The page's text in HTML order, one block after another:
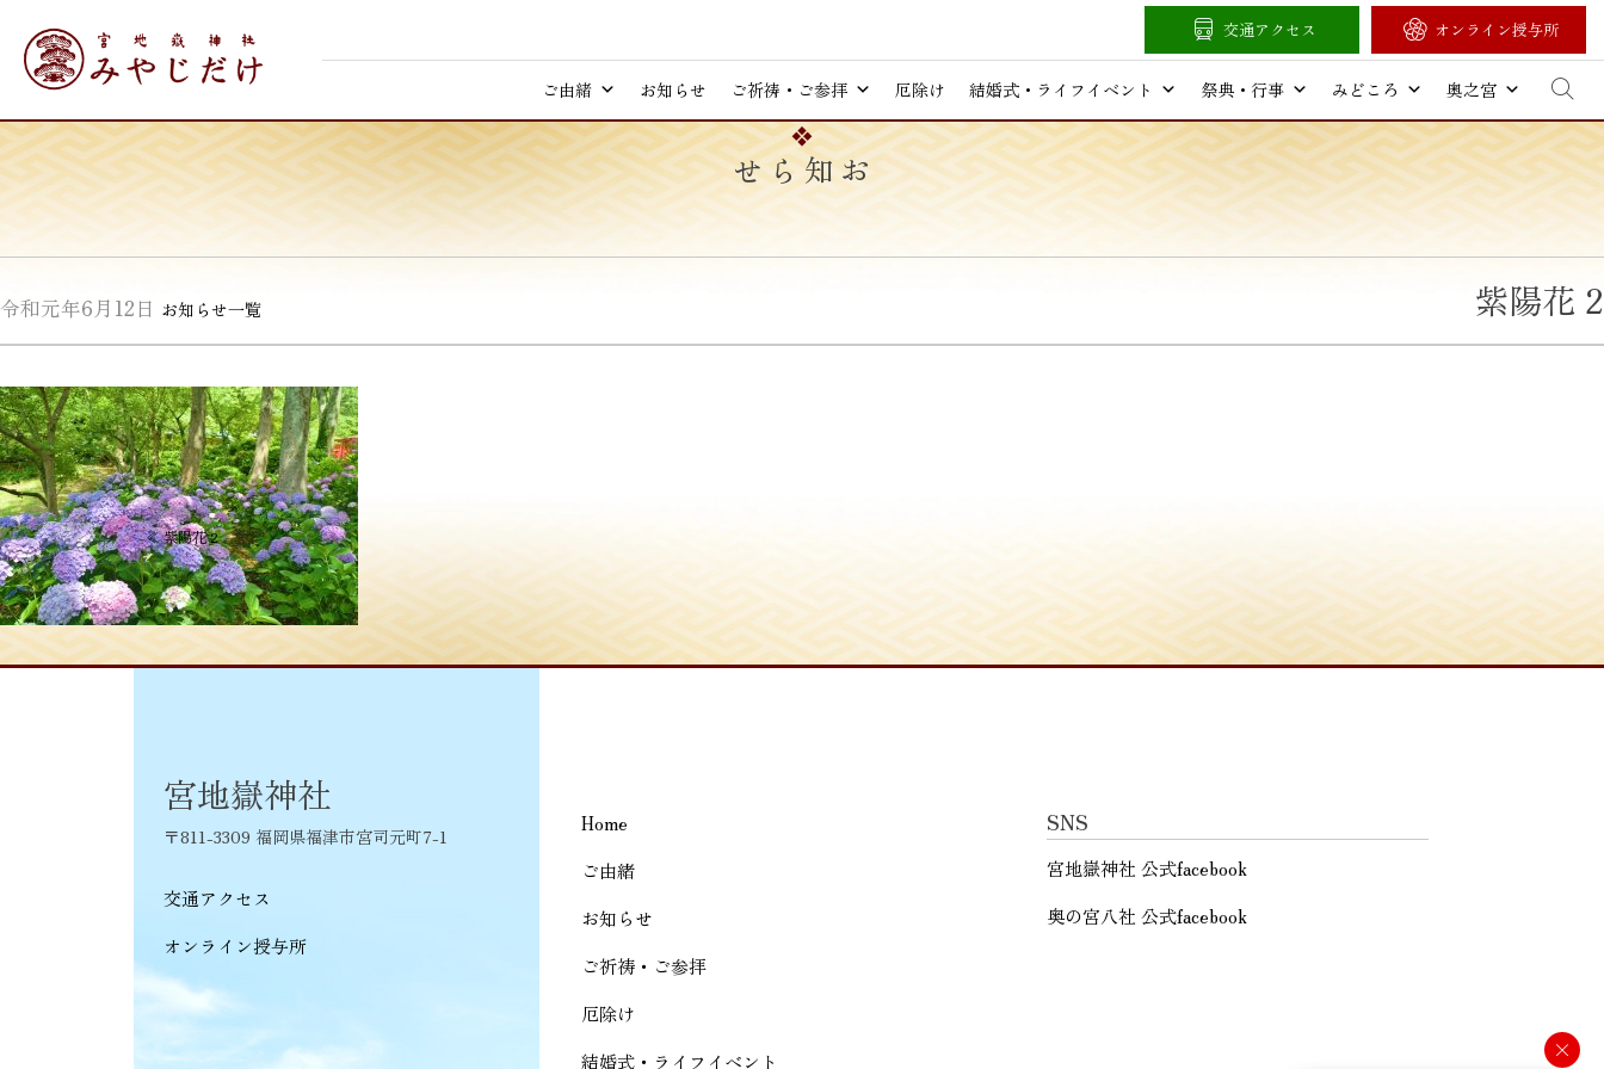
content
ご由緒 お知らせ ご祈祷・ご参拝 厄除け 結婚式・ライフイベント 祭典・行事 みどころ 奥之宮
交通アクセス オンライン授与所
お知らせ
令和元年6月12日 お知らせ一覧 紫陽花 2
投
稿
ナ
ビ
シ
ョ
ン
≪紫陽花 2
Home
ご由緒
お知らせ
ご祈祷・ご参拝
厄除け
結婚式・ライフイベント
SNS
宮地嶽神社 公式facebook
奥の宮八社 公式facebook
宮地嶽神社
〒811-3309 福岡県福津市宮司元町7-1
交通アクセス
オンライン授与所
×